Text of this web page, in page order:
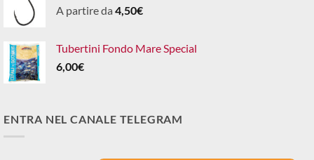
A partire da 4,50€
Tubertini Fondo Mare Special
6,00€
ENTRA NEL CANALE TELEGRAM